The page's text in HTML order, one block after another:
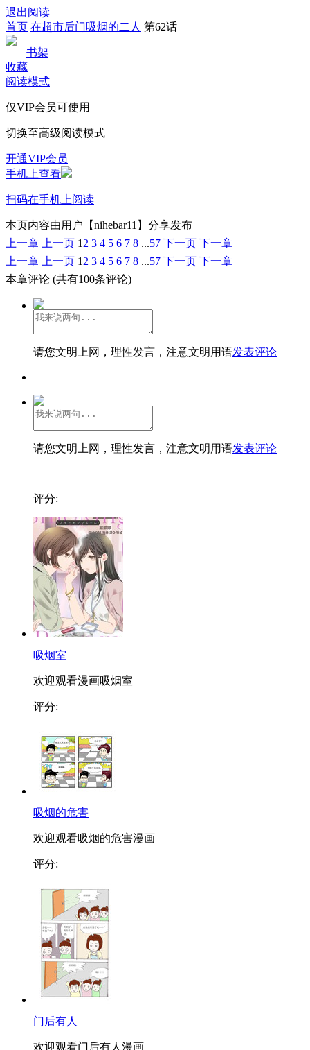
退出阅读
首页 在超市后门吸烟的二人 第62话
书架
收藏
阅读模式
仅VIP会员可使用
切换至高级阅读模式
开通VIP会员
手机上查看
扫码在手机上阅读
本页内容由用户【nihebar11】分享发布
上一章
上一页 1 2 3 4 5 6 7 8 ...57 下一页 下一章
上一章
上一页 1 2 3 4 5 6 7 8 ...57 下一页 下一章
本章评论 (共有100条评论)
请您文明上网，理性发言，注意文明用语发表评论
请您文明上网，理性发言，注意文明用语发表评论
评分:
吸烟室
欢迎观看漫画吸烟室
评分:
吸烟的危害
欢迎观看吸烟的危害漫画
评分:
门后有人
欢迎观看门后有人漫画